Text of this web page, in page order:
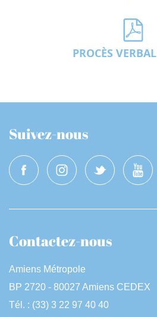
PROCÈS VERBAL
Suivez-nous
Contactez-nous
Amiens Métropole
BP 2720 - 80027 Amiens CEDEX
Tél. : (33) 3 22 97 40 40